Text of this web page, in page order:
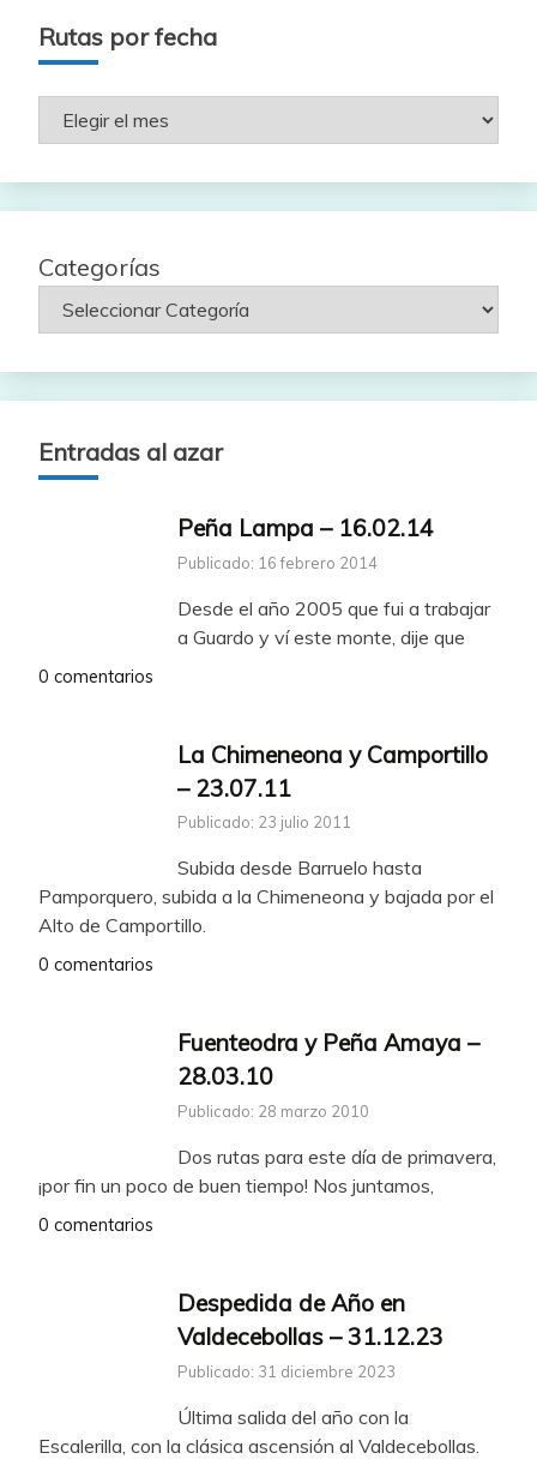
Rutas por fecha
Rutas
Categorías
Entradas al azar
Peña Lampa – 16.02.14
Publicado: 16 febrero 2014
Desde el año 2005 que fui a trabajar
a Guardo y ví este monte, dije que
0 comentarios
La Chimeneona y Camportillo
– 23.07.11
Publicado: 23 julio 2011
Subida desde Barruelo hasta
Pamporquero, subida a la Chimeneona y bajada por el
Alto de Camportillo.
0 comentarios
Fuenteodra y Peña Amaya –
28.03.10
Publicado: 28 marzo 2010
Dos rutas para este día de primavera,
¡por fin un poco de buen tiempo! Nos juntamos,
0 comentarios
Despedida de Año en
Valdecebollas – 31.12.23
Publicado: 31 diciembre 2023
Última salida del año con la
Escalerilla, con la clásica ascensión al Valdecebollas.